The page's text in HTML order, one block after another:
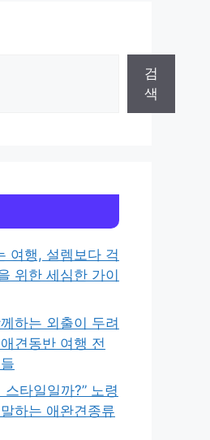
검
색
여행, 설렘보다 걱
위한 세심한 가이
하는 외출이 두려
견동반 여행 전
타일일까?” 노령
하는 애완견종류